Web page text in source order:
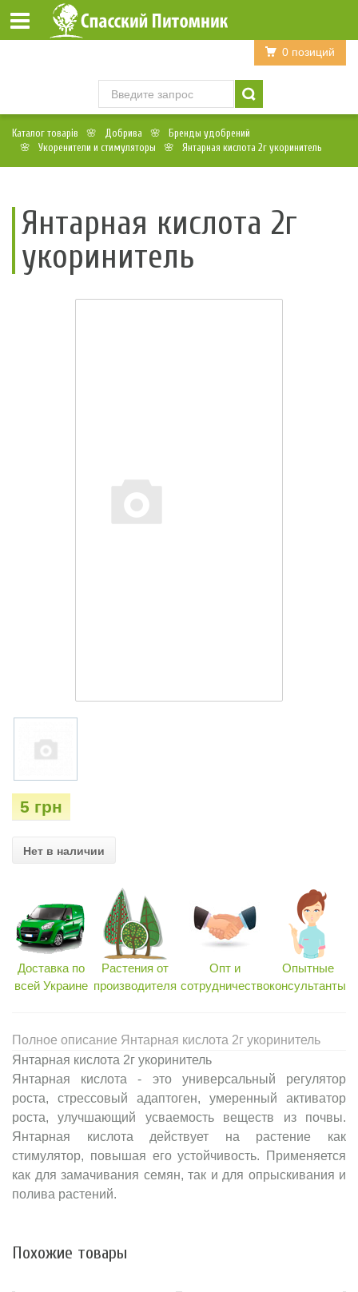
Войти Регистрация
0 позиций
Каталог товарів Добрива
Бренды удобрений
Укоренители и стимуляторы
Янтарная кислота 2г укоринитель
Янтарная кислота 2г
укоринитель
5 грн
Нет в наличии
Доставка по
всей Украине
Растения от
производителя
Опт и
сотрудничество
Опытные
консультанты
Полное описание Янтарная кислота 2г укоринитель
Янтарная кислота 2г укоринитель
Янтарная кислота - это универсальный регулятор
роста, стрессовый адаптоген, умеренный активатор
роста, улучшающий усваемость веществ из почвы.
Янтарная кислота действует на растение как
стимулятор, повышая его устойчивость. Применяется
как для замачивания семян, так и для опрыскивания и
полива растений.
Похожие товары